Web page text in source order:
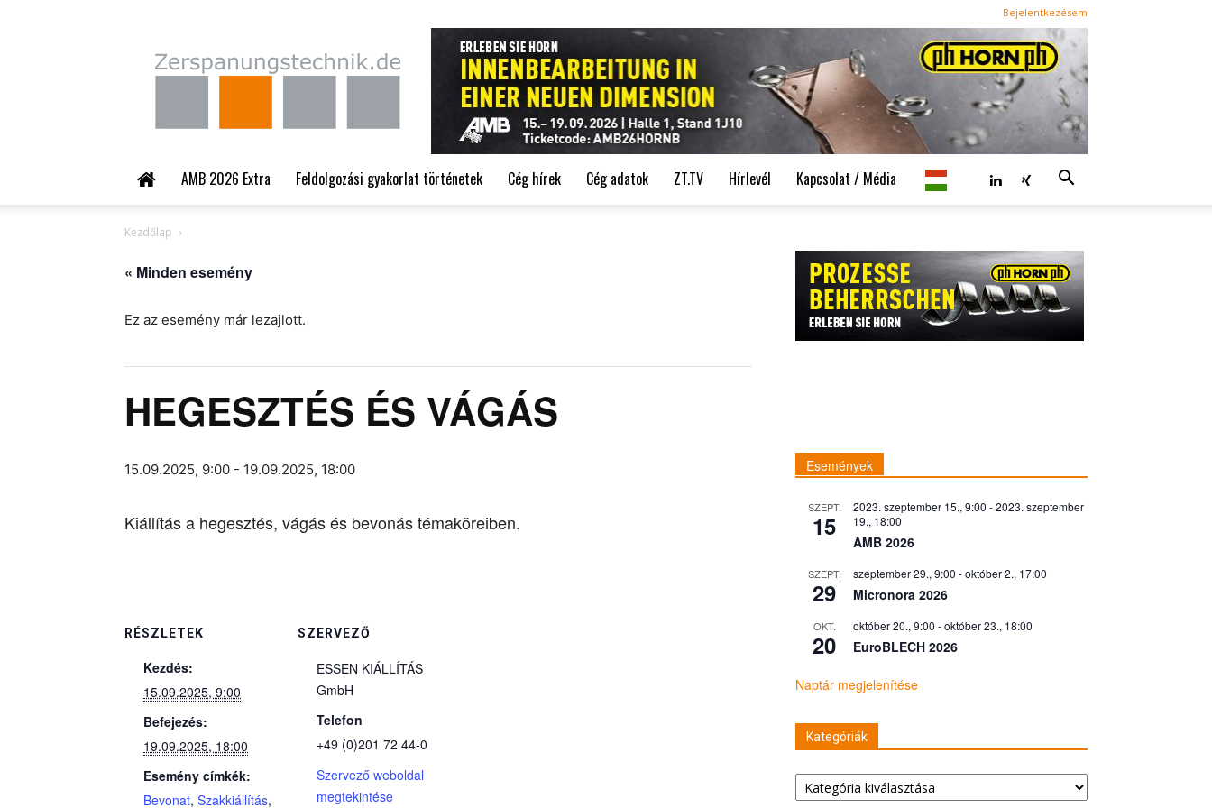
Bejelentkezésem
Zerspanungstechnik.de
AMB 2026 Extra Feldolgozási gyakorlat történetek Cég hírek Cég adatok ZT.TV Hírlevél Kapcsolat / Média
Kezdőlap
« Minden esemény
Ez az esemény már lezajlott.
HEGESZTÉS ÉS VÁGÁS
15.09.2025, 9:00 - 19.09.2025, 18:00
Kiállítás a hegesztés, vágás és bevonás témaköreiben.
RÉSZLETEK
Kezdés:
15.09.2025, 9:00
Befejezés:
19.09.2025, 18:00
Esemény címkék:
Bevonat, Szakkiállítás,
SZERVEZŐ
ESSEN KIÁLLÍTÁS
GmbH
Telefon
+49 (0)201 72 44-0
Szervező weboldal
megtekintése
Események
SZEPT.
15
2023. szeptember 15., 9:00 -2023. szeptember
19., 18:00
AMB 2026
SZEPT.
29
szeptember 29., 9:00 -október 2., 17:00
Micronora 2026
OKT.
20
október 20., 9:00 -október 23., 18:00
EuroBLECH 2026
Naptár megjelenítése
Kategóriák
Kategóriák